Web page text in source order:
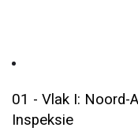
01 - Vlak I: Noord-
Inspeksie